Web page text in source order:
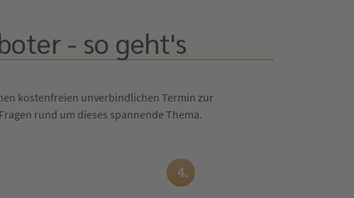
- so geht's
kostenfreien unverbindlichen Termin zur
rund um dieses spannende Thema.
4.